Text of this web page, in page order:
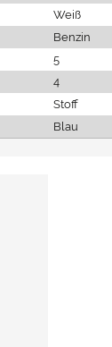
Weiß
Benzin
5
4
Stoff
Blau